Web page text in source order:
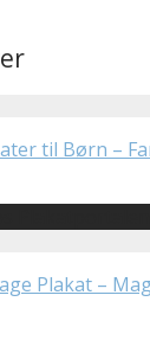
til Børn –
Plakat –